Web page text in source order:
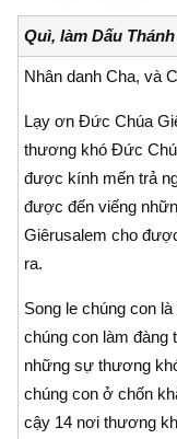
Quì, làm Dấu
Nhân danh Cha, và
Lạy ơn Đức Chúa
thương khó Đức
được kính mến trả
được đến viếng
Giêrusalem cho
ra.
Song le chúng con
chúng con làm đàng
những sự thương
chúng con ở chốn
cậy 14 nơi thương